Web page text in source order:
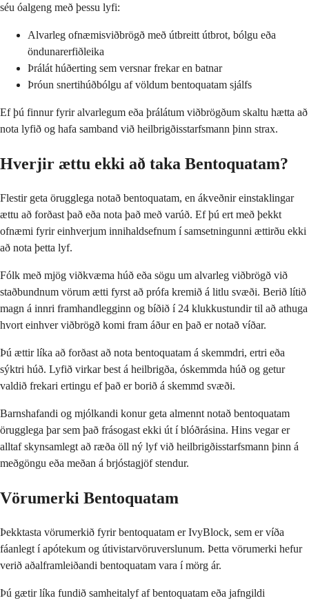
séu óalgeng með þessu lyfi:
Alvarleg ofnæmisviðbrögð með útbreitt útbrot, bólgu eða
öndunarerfiðleika
Þrálát húðerting sem versnar frekar en batnar
Þróun snertihúðbólgu af völdum bentoquatam sjálfs
Ef þú finnur fyrir alvarlegum eða þrálátum viðbrögðum skaltu hætta að
nota lyfið og hafa samband við heilbrigðisstarfsmann þinn strax.
Hverjir ættu ekki að taka Bentoquatam?
Flestir geta örugglega notað bentoquatam, en ákveðnir einstaklingar
ættu að forðast það eða nota það með varúð. Ef þú ert með þekkt
ofnæmi fyrir einhverjum innihaldsefnum í samsetningunni ættirðu ekki
að nota þetta lyf.
Fólk með mjög viðkvæma húð eða sögu um alvarleg viðbrögð við
staðbundnum vörum ætti fyrst að prófa kremið á litlu svæði. Berið lítið
magn á innri framhandlegginn og bíðið í 24 klukkustundir til að athuga
hvort einhver viðbrögð komi fram áður en það er notað víðar.
Þú ættir líka að forðast að nota bentoquatam á skemmdri, ertri eða
sýktri húð. Lyfið virkar best á heilbrigða, óskemmda húð og getur
valdið frekari ertingu ef það er borið á skemmd svæði.
Barnshafandi og mjólkandi konur geta almennt notað bentoquatam
örugglega þar sem það frásogast ekki út í blóðrásina. Hins vegar er
alltaf skynsamlegt að ræða öll ný lyf við heilbrigðisstarfsmann þinn á
meðgöngu eða meðan á brjóstagjöf stendur.
Vörumerki Bentoquatam
Þekktasta vörumerkið fyrir bentoquatam er IvyBlock, sem er víða
fáanlegt í apótekum og útivistarvöruverslunum. Þetta vörumerki hefur
verið aðalframleiðandi bentoquatam vara í mörg ár.
Þú gætir líka fundið samheitalyf af bentoquatam eða jafngildi